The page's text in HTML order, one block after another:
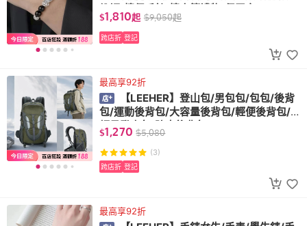
納福/情侶手鍊/情人節禮物/保平安
$1,810起 $9,050起
跨店折 登記
最高享92折
【LEEHER】登山包/男包包/包包/後背
包/運動後背包/大容量後背包/輕便後背包/
輕量登山包/防水後背包
$1,270 $5,080
(3)
跨店折 登記
最高享92折